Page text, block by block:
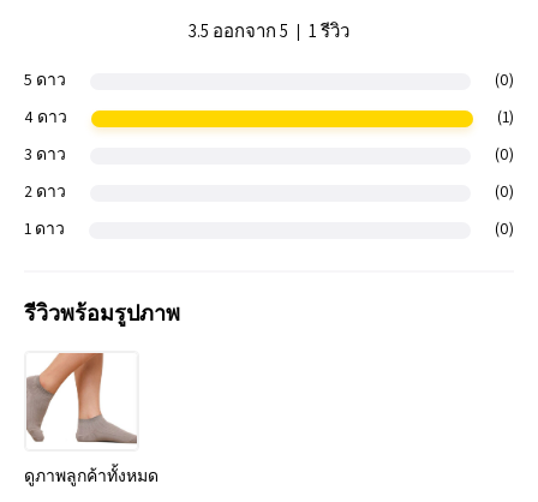
3.5 ออกจาก 5 | 1 รีวิว
5 ดาว
(0)
4 ดาว
(1)
3 ดาว
(0)
2 ดาว
(0)
1 ดาว
(0)
รีวิวพร้อมรูปภาพ
ดูภาพลูกค้าทั้งหมด